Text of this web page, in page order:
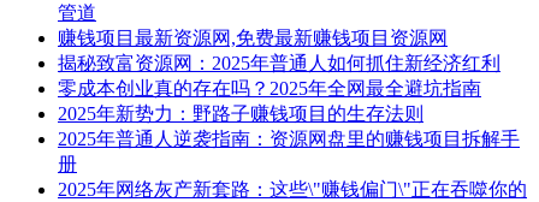
管道
赚钱项目最新资源网,免费最新赚钱项目资源网
揭秘致富资源网：2025年普通人如何抓住新经济红利
零成本创业真的存在吗？2025年全网最全避坑指南
2025年新势力：野路子赚钱项目的生存法则
2025年普通人逆袭指南：资源网盘里的赚钱项目拆解手
册
2025年网络灰产新套路：这些\"赚钱偏门\"正在吞噬你的